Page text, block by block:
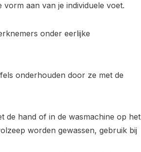
aan van je individuele voet.
onder eerlijke
onderhouden door ze met de
de hand of in de wasmachine op het
worden gewassen, gebruik bij